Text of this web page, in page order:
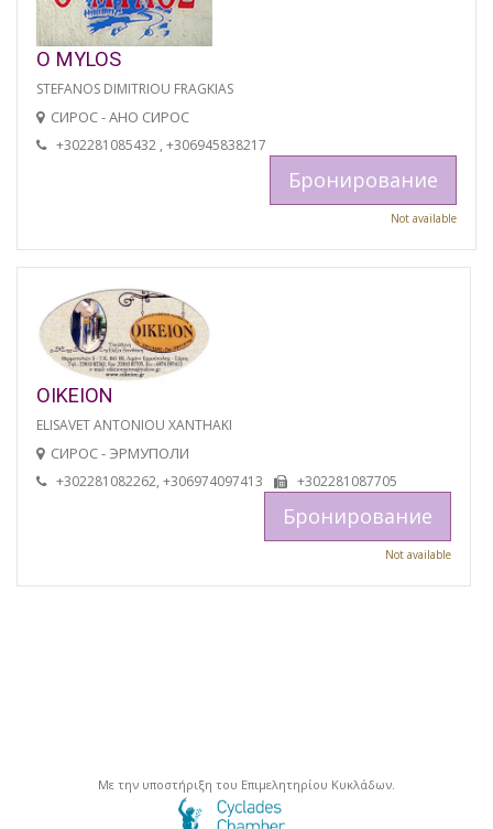
O MYLOS
STEFANOS DIMITRIOU FRAGKIAS
СИРОС - АНО СИРОС
+302281085432 , +306945838217
Бронирование
Not available
OIKEION
ELISAVET ANTONIOU XANTHAKI
СИРОС - ЭРМУПОЛИ
+302281082262, +306974097413 +302281087705
Бронирование
Not available
Με την υποστήριξη του Επιμελητηρίου Κυκλάδων.